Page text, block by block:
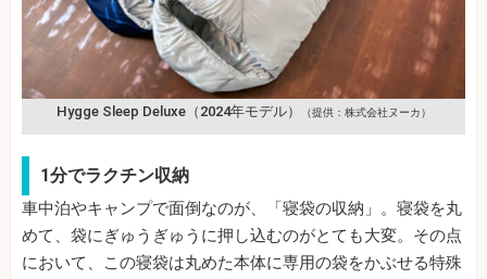
Hygge Sleep Deluxe（2024年モデル） （提供：株式会社ヌーカ）
1分でラクチン収納
車中泊やキャンプで面倒なのが、「寝袋の収納」。寝袋を丸
めて、袋にぎゅうぎゅうに押し込むのがとても大変。その点
において、この寝袋は丸めた本体に専用の袋をかぶせる特殊